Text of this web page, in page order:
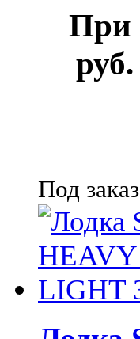
При
руб.
Под заказ